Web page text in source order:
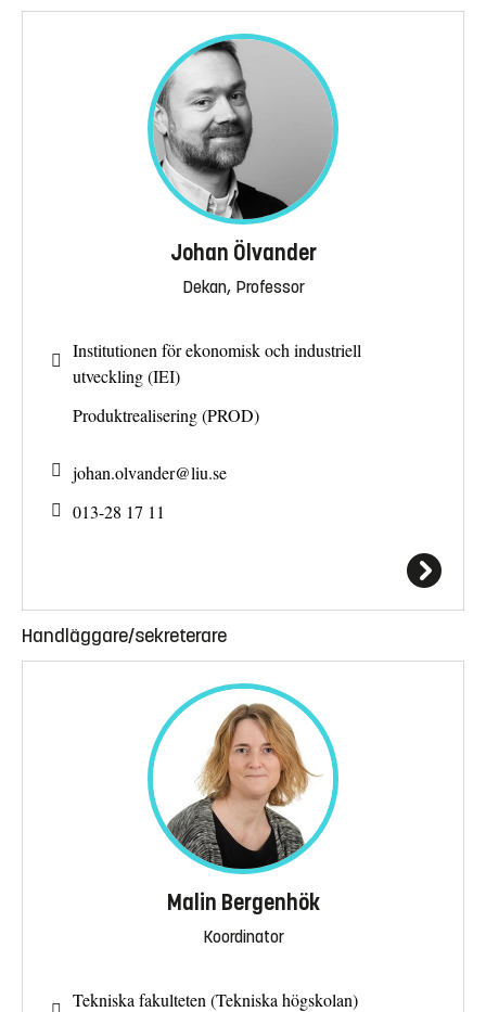
Johan Ölvander
Dekan, Professor
Institutionen för ekonomisk och industriell
utveckling (IEI)
Produktrealisering (PROD)
johan.olvander@liu.se
013-28 17 11
Handläggare/sekreterare
Malin Bergenhök
Koordinator
Tekniska fakulteten (Tekniska högskolan)